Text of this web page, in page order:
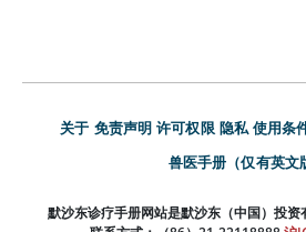
关于 免责声明 许可权限 隐私 使用条
兽医手册（仅有英文
默沙东诊疗手册网站是默沙东（中国）投